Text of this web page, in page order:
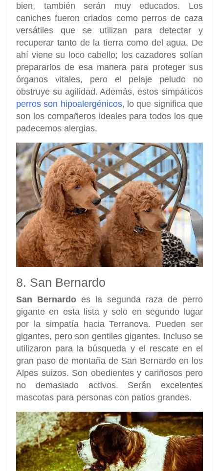
bien, también serán muy educados. Los
caniches fueron criados como perros de caza
versátiles que se utilizan para detectar y
recuperar tanto de la tierra como del agua. De
ahí viene su loco cabello; los cazadores solían
prepararlos de esa manera para proteger sus
órganos vitales, pero el pelaje peludo no
obstruye su agilidad. Además, estos simpáticos
perros son hipoalergénicos, lo que significa que
son los compañeros ideales para todos los que
padecemos alergias.
8. San Bernardo
San Bernardo es la segunda raza de perro
gigante en esta lista y solo en segundo lugar
por la simpatía hacia Terranova. Pueden ser
gigantes, pero son gentiles gigantes. Incluso se
utilizaron para la búsqueda y el rescate en el
gran paso de montaña de San Bernardo en los
Alpes suizos. Son obedientes y cariñosos pero
no demasiado activos. Serán excelentes
mascotas para personas con patios grandes.